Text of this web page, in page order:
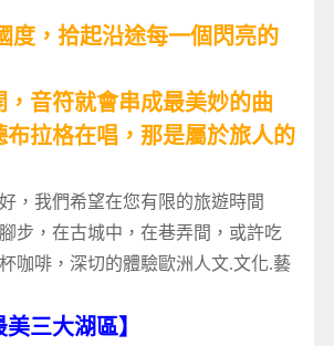
，拾起沿途每一個閃亮的
符就會串成最美妙的曲
唱，那是屬於旅人的
，我們希望在您有限的旅遊時間
步，在古城中，在巷弄間，或許吃
咖啡，深切的體驗歐洲人文.文化.藝
美三大湖區】